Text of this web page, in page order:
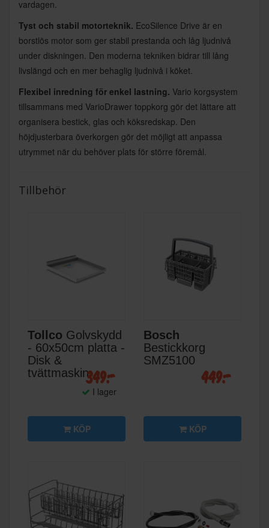
vardagen.
Tyst och stabil motorteknik. EcoSilence Drive är en
borstlös motor som ger stabil prestanda och låg ljudnivå
under diskningen. Den moderna tekniken bidrar till lång
livslängd och en mer behaglig ljudnivå i köket.
Flexibel inredning för enkel lastning. Vario korgsystem
tillsammans med VarioDrawer toppkorg gör det lättare att
organisera bestick, glas och köksredskap. Den
höjdjusterbara överkorgen gör det möjligt att anpassa
utrymmet när du behöver plats för större föremål.
Tillbehör
Tollco Golvskydd
- 60x50cm platta -
Disk &
tvättmaskin349:-
I lager
KÖP
Bosch
Bestickkorg
SMZ5100
449:-
KÖP